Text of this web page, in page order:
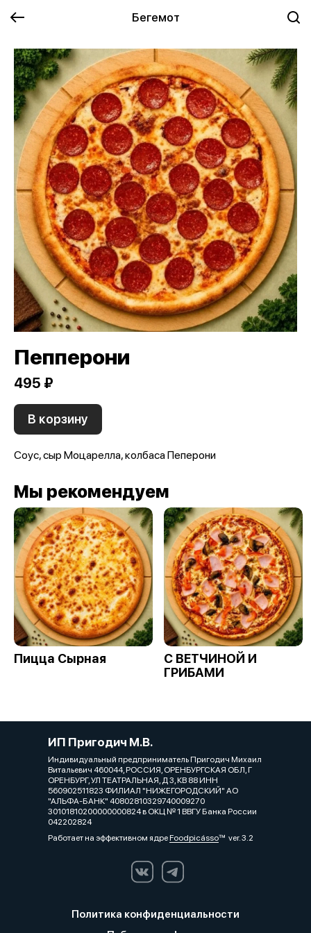
Бегемот
Пепперони
495 ₽
В корзину
Соус, сыр Моцарелла, колбаса Пеперони
Мы рекомендуем
Пицца Сырная
С ВЕТЧИНОЙ И
ГРИБАМИ
ИП Пригодич М.В.
Индивидуальный предприниматель Пригодич Михаил
Витальевич 460044, РОССИЯ, ОРЕНБУРГСКАЯ ОБЛ, Г
ОРЕНБУРГ, УЛ ТЕАТРАЛЬНАЯ, Д 3, КВ 88 ИНН
560902511823 ФИЛИАЛ "НИЖЕГОРОДСКИЙ" АО
"АЛЬФА-БАНК" 40802810329740009270
30101810200000000824 в ОКЦ № 1 ВВГУ Банка России
042202824
Работает на эффективном ядреFoodpicássover. 3.2
Политика конфиденциальности